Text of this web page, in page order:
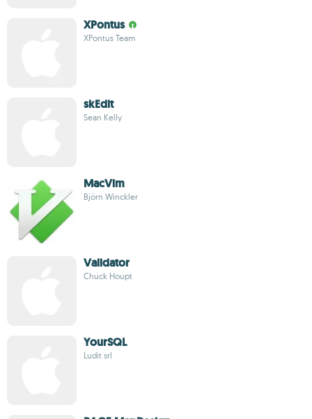
XPontus
XPontus Team
skEdit
Sean Kelly
MacVim
Björn Winckler
Validator
Chuck Houpt
YourSQL
Ludit srl